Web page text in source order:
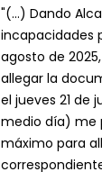
"(...) Dando
incapacidades
agosto de
allegar la
el jueves 21 de
medio día) me
máximo para